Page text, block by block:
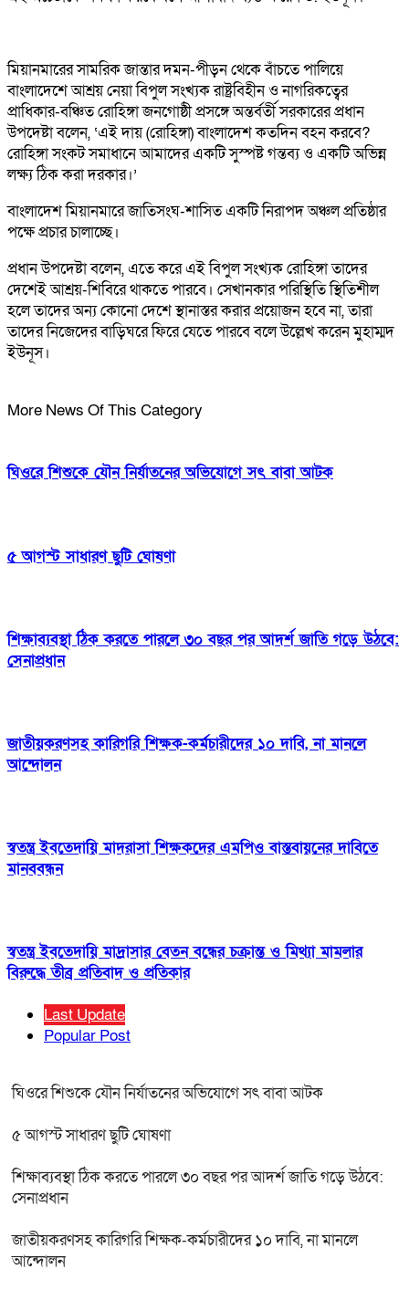
মিয়ানমারের সামরিক জান্তার দমন-পীড়ন থেকে বাঁচতে পালিয়ে
বাংলাদেশে আশ্রয় নেয়া বিপুল সংখ্যক রাষ্ট্রবিহীন ও নাগরিকত্বের
প্রাধিকার-বঞ্চিত রোহিঙ্গা জনগোষ্ঠী প্রসঙ্গে অন্তর্বর্তী সরকারের প্রধান
উপদেষ্টা বলেন, ‘এই দায় (রোহিঙ্গা) বাংলাদেশ কতদিন বহন করবে?
রোহিঙ্গা সংকট সমাধানে আমাদের একটি সুস্পষ্ট গন্তব্য ও একটি অভিন্ন
লক্ষ্য ঠিক করা দরকার।’
বাংলাদেশ মিয়ানমারে জাতিসংঘ-শাসিত একটি নিরাপদ অঞ্চল প্রতিষ্ঠার
পক্ষে প্রচার চালাচ্ছে।
প্রধান উপদেষ্টা বলেন, এতে করে এই বিপুল সংখ্যক রোহিঙ্গা তাদের
দেশেই আশ্রয়-শিবিরে থাকতে পারবে। সেখানকার পরিস্থিতি স্থিতিশীল
হলে তাদের অন্য কোনো দেশে স্থানাস্তর করার প্রয়োজন হবে না, তারা
তাদের নিজেদের বাড়িঘরে ফিরে যেতে পারবে বলে উল্লেখ করেন মুহাম্মদ
ইউনূস।
More News Of This Category
ঘিওরে শিশুকে যৌন নির্যাতনের অভিযোগে সৎ বাবা আটক
৫ আগস্ট সাধারণ ছুটি ঘোষণা
শিক্ষাব্যবস্থা ঠিক করতে পারলে ৩০ বছর পর আদর্শ জাতি গড়ে উঠবে:
সেনাপ্রধান
জাতীয়করণসহ কারিগরি শিক্ষক-কর্মচারীদের ১০ দাবি, না মানলে
আন্দোলন
স্বতন্ত্র ইবতেদায়ি মাদরাসা শিক্ষকদের এমপিও বাস্তবায়নের দাবিতে
মানববন্ধন
স্বতন্ত্র ইবতেদায়ি মাদ্রাসার বেতন বন্ধের চক্রান্ত ও মিথ্যা মামলার
বিরুদ্ধে তীব্র প্রতিবাদ ও প্রতিকার
Last Update
Popular Post
ঘিওরে শিশুকে যৌন নির্যাতনের অভিযোগে সৎ বাবা আটক
৫ আগস্ট সাধারণ ছুটি ঘোষণা
শিক্ষাব্যবস্থা ঠিক করতে পারলে ৩০ বছর পর আদর্শ জাতি গড়ে উঠবে:
সেনাপ্রধান
জাতীয়করণসহ কারিগরি শিক্ষক-কর্মচারীদের ১০ দাবি, না মানলে
আন্দোলন